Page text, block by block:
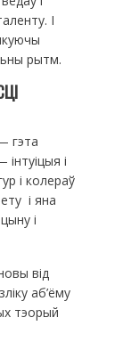
І
рытм.
гэта
і
і колераў
і яна
і
від
аб’ёму
тэорый